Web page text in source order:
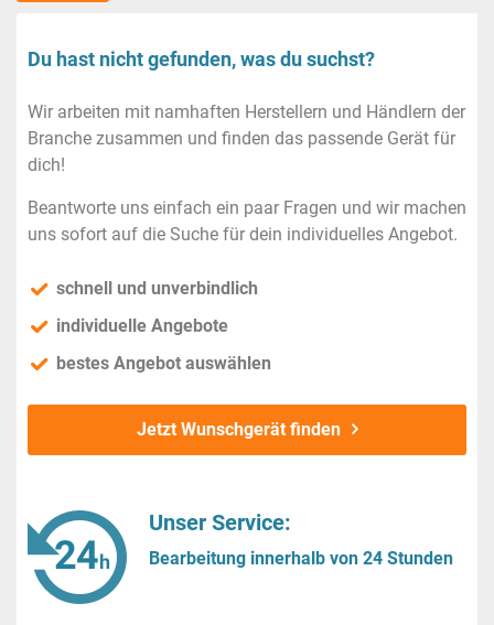
Du hast nicht gefunden, was du suchst?
Wir arbeiten mit namhaften Herstellern und Händlern der
Branche zusammen und finden das passende Gerät für
dich!
Beantworte uns einfach ein paar Fragen und wir machen
uns sofort auf die Suche für dein individuelles Angebot.
schnell und unverbindlich
individuelle Angebote
bestes Angebot auswählen
Jetzt Wunschgerät finden
Unser Service:
Bearbeitung innerhalb von 24 Stunden